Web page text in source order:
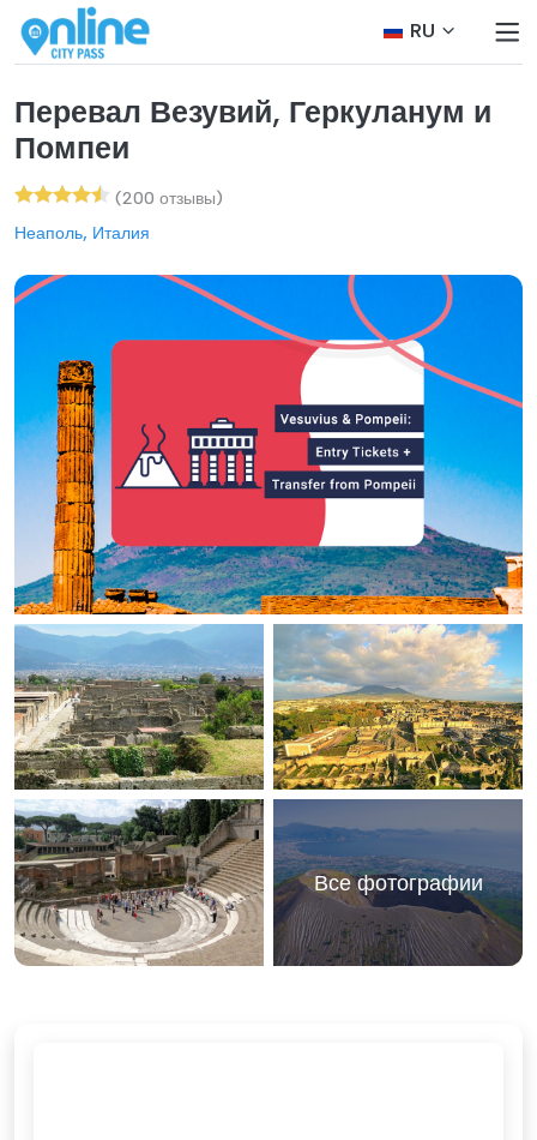
RU
Перевал Везувий, Геркуланум и
Помпеи
(200 отзывы)
Неаполь, Италия
Все фотографии